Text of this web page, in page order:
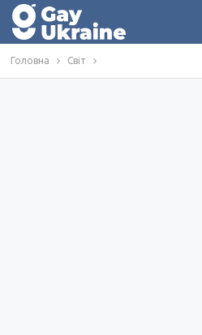
Головна Світ